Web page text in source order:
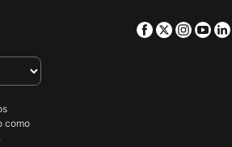
Facebook
Twitter
como